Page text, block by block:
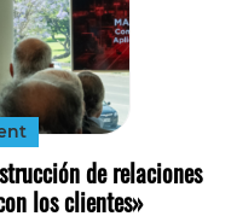
de relaciones
los clientes»